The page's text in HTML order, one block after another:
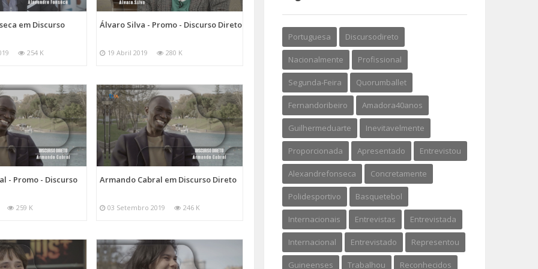
em Discurso
254 K
Álvaro Silva - Promo - Discurso Direto
19 Abril 2019 280 K
- Promo - Discurso
259 K
Armando Cabral em Discurso Direto
03 Setembro 2019 246 K
Portuguesa Discursodireto
Nacionalmente Profissional
Segunda-Feira Quorumballet
Fernandoribeiro Amadora40anos
Guilhermeduarte Inevitavelmente
Proporcionada Apresentado Entrevistou
Alexandrefonseca Concretamente
Polidesportivo Basquetebol
Internacionais Entrevistas Entrevistada
Internacional Entrevistado Representou
Guineenses Trabalhou Reconhecidos